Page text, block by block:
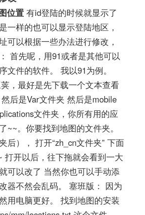
位置有id登陆的时候就显示了
一样的也可以显示登陆地区，
可以根据一些办法进行修改，
首先呢，用91或者是其他可以
文件的软件。 我以91为例。
，最好是先下载一个文本查看
后是Var文件夹 然后是mobile
文件夹，你所有用的应
~~。你要找到地图的文件夹。
后）， 打开“zh_cn文件夹” 下面
打开以后，往下拖就会看到一大
可以改了 当然你也可以手动添
器不然会乱码。 塞班版： 因为
用电脑更好。 找到地图的安装